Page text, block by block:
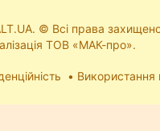
© Всі права
ТОВ «МАК-про».
Використання